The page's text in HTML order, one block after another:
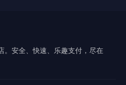
確認
。安全、快速、乐趣支付，尽在